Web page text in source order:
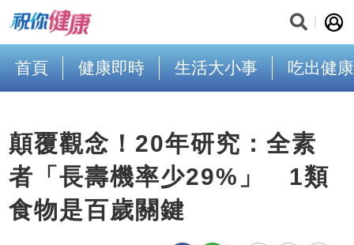
首頁 健康即時 生活大小事 吃出健康
顛覆觀念！20年研究：全素
者「長壽機率少29%」 1類
食物是百歲關鍵